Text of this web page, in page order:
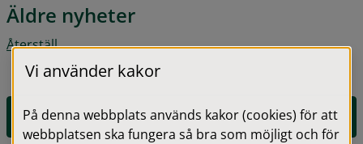
Äldre nyheter
Återställ
2026
Vi använder kakor
På denna webbplats används kakor (cookies) för att
webbplatsen ska fungera så bra som möjligt och för